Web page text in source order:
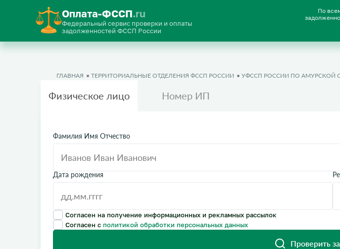
Оплата-ФССП.ru
Федеральный сервис проверки и оплаты
задолженностей ФССП России
По
ГЛАВНАЯ ТЕРРИТОРИАЛЬНЫЕ ОТДЕЛЕНИЯ ФССП РОССИИ УФССП РОССИИ ПО АМУРСКОЙ
Физическое лицо Номер ИП
Фамилия Имя Отчество
Дата рождения
Согласен на получение информационных и рекламных рассылок
Согласен с политикой обработки персональных данных
Проверить